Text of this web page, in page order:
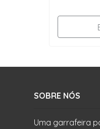
SOBRE NÓS
Uma garrafeira